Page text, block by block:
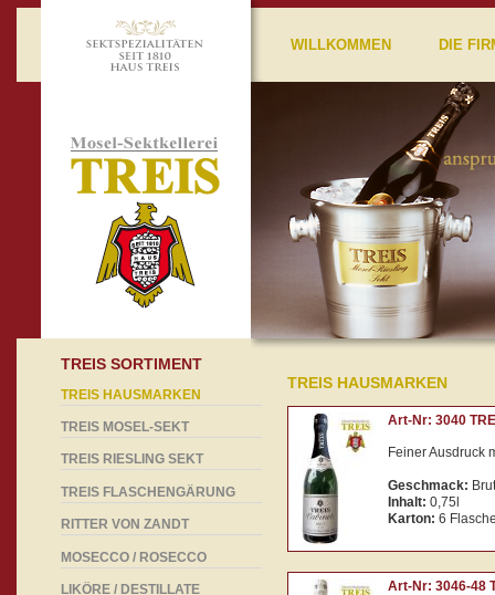
TREIS SORTIMENT
TREIS HAUSMARKEN
TREIS MOSEL-SEKT
TREIS RIESLING SEKT
TREIS FLASCHENGÄRUNG
RITTER VON ZANDT
MOSECCO / ROSECCO
LIKÖRE / DESTILLATE
WILLKOMMEN DIE
TREIS HAUSMARKEN
Art-Nr: 3040
Feiner Ausdruck
Geschmack: Brut
Inhalt: 0,75l
Karton: 6
Art-Nr: 3046-48